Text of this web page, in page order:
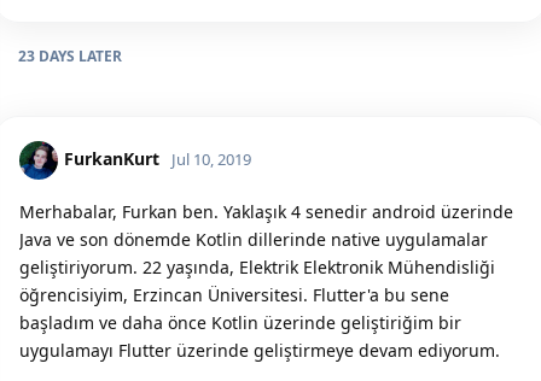
23 DAYS LATER
FurkanKurt Jul 10, 2019
Merhabalar, Furkan ben. Yaklaşık 4 senedir android üzerinde
Java ve son dönemde Kotlin dillerinde native uygulamalar
geliştiriyorum. 22 yaşında, Elektrik Elektronik Mühendisliği
öğrencisiyim, Erzincan Üniversitesi. Flutter'a bu sene
başladım ve daha önce Kotlin üzerinde geliştiriğim bir
uygulamayı Flutter üzerinde geliştirmeye devam ediyorum.